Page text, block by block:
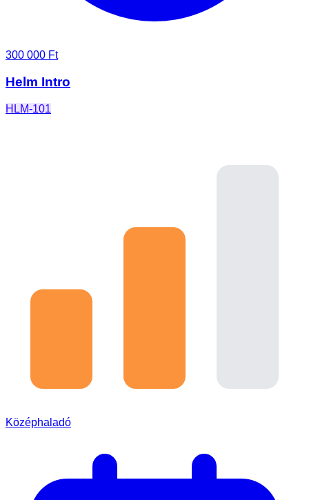
300 000 Ft
Helm Intro
HLM-101
Középhaladó